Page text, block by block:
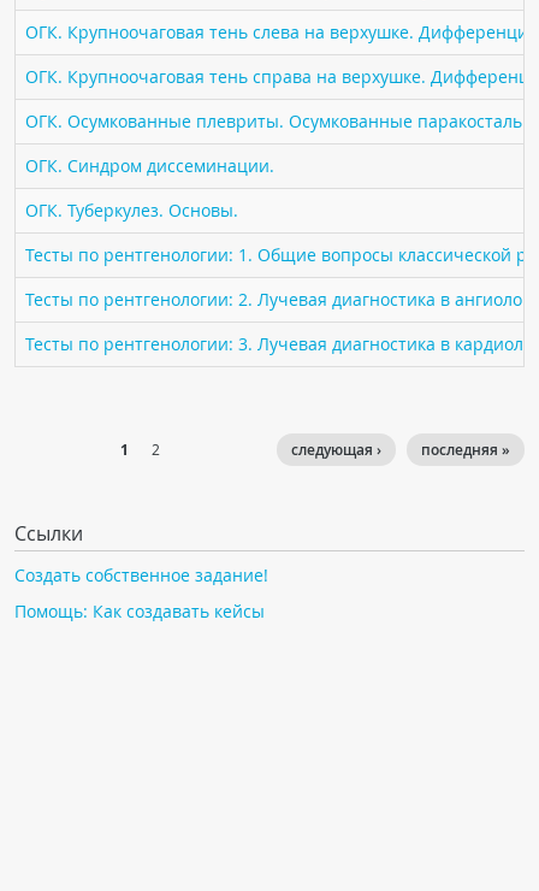
ПОМОЩЬ
ОГК. Крупноочаговая тень слева на верхушке.
ОГК. Крупноочаговая тень справа на верхушке.
ОГК. Осумкованные плевриты. Осумкованные
ОГК. Синдром диссеминации.
ОГК. Туберкулез. Основы.
Тесты по рентгенологии: 1. Общие вопросы классической
Тесты по рентгенологии: 2. Лучевая диагностика в
Тесты по рентгенологии: 3. Лучевая диагностика в
1 2 последняя »
следующая ›
Ссылки
Создать собственное задание!
Помощь: Как создавать кейсы